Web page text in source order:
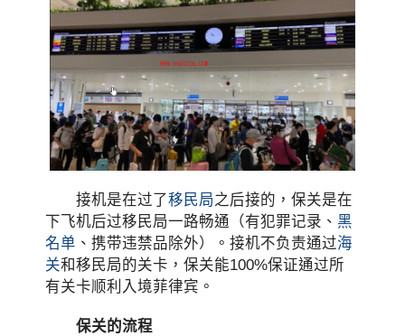
接机是在过了移民局之后接的，保关是在
下飞机后过移民局一路畅通（有犯罪记录、 黑
名单 、携带违禁品除外）。接机不负责通过海
关和移民局的关卡，保关能100%保证通过所
有关卡顺利入境菲律宾。
保关的流程